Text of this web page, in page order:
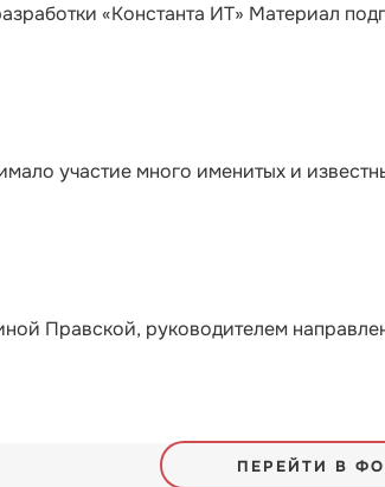
«Константа ИТ» Материал
участие много именитых и
Правской, руководителем
ПЕРЕЙТИ В